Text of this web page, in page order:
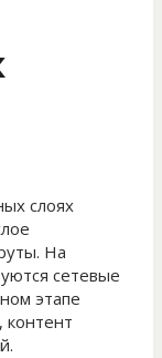
слоях
На
сетевые
этапе
контент